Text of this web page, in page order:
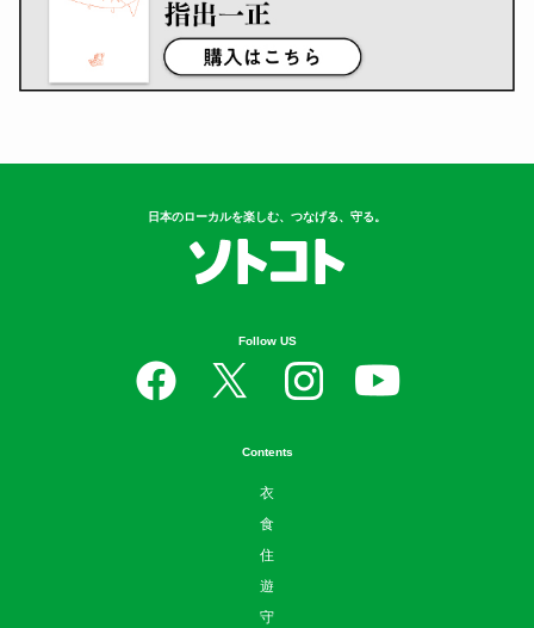
日本のローカルを楽しむ、つなげる、守る。
Follow US
Contents
衣
食
住
遊
守